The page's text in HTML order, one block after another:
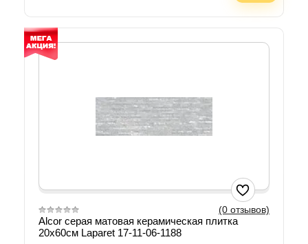
(0 отзывов)
Alcor серая матовая керамическая плитка
20x60см Laparet 17-11-06-1188